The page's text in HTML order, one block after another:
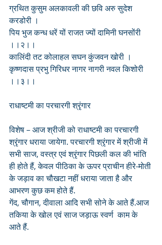
ग्रथित कुसुम अलकावली की छवि अरु सुदेश
करडोरी ।
पिय भुज कन्ध धरें यों राजत ज्यों दामिनी घनसोंरी
।।२।।
कालिंदी तट कोलाहल सघन कुंजवन खोरी ।
कृष्णदास प्रभु गिरिधर नागर नागरी नवल किशोरी
।।३।।
राधाष्टमी का परचारगी श्रृंगार
विशेष – आज श्रीजी को राधाष्टमी का परचारगी
श्रृंगार धराया जायेगा. परचारगी श्रृंगार में श्रीजी में
सभी साज, वस्त्र एवं श्रृंगार पिछली कल की भांति
ही होते हैं, केवल पीठिका के ऊपर प्राचीन हीरे-मोती
के जड़ाव का चौखटा नहीं धराया जाता है और
आभरण कुछ कम होते हैं.
गेंद, चौगान, दीवाला आदि सभी सोने के आते हैं.आज
तकिया के खोल एवं साज जड़ाऊ स्वर्ण  काम के
आते हैं.